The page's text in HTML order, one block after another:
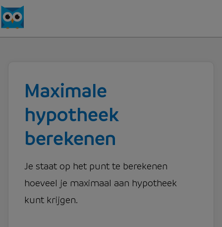
Maximale
hypotheek
berekenen
Je staat op het punt te berekenen
hoeveel je maximaal aan hypotheek
kunt krijgen.